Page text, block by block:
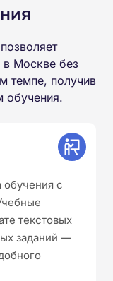
в Москве без
темпе, получив
обучения.
с
текстовых
заданий —